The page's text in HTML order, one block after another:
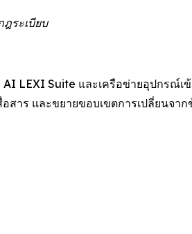
ระเบียบ
AI LEXI Suite และเครือข่ายอุปกรณ์เ
สาร และขยายขอบเขตการเปลี่ยนจา